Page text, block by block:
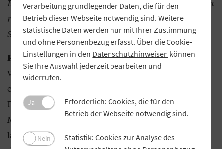
Bei den Zertifizierungen legen die Prüfer Wert auf ein
regionales und saisonales Speiseangebot. Was bieten
Sie in diesem Bereich an?
Rahn:Unser Konzept geht sogar darüber hinaus:
Wir setzen nicht nur auf regionale Produkte. Wenn
es möglich ist, bieten wir auch genossenschaftliche
Erzeugnisse an. Das ist etwa bei den
Molkereiprodukten oder beim Bier der Fall. Das
lassen wir uns von der Brauerei Hutthurm liefern,
Verarbeitung grundlegender Daten, die für den
Betrieb dieser Webseite notwendig sind. Weitere
statistische Daten werden nur mit Ihrer Zustimmung
und ohne Personenbezug erfasst. Über die Cookie-
Einstellungen in den Datenschutzhinweisen können
Sie Ihre Auswahl jederzeit bearbeiten und
widerrufen.
Ja
Erforderlich: Cookies, die für den
Betrieb der Webseite notwendig sind.
Nein
Statistik: Cookies zur Analyse des